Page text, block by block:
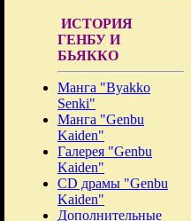
ИСТОРИЯ
ГЕНБУ И
БЬЯККО
Манга "Byakko
Senki"
Манга "Genbu
Kaiden"
Галерея "Genbu
Kaiden"
CD драмы "Genbu
Kaiden"
Дополнительные